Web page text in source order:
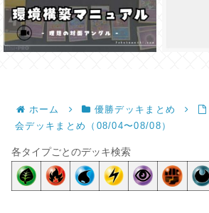
ホーム 優勝デッキまとめ
会デッキまとめ（08/04〜08/08）
各タイプごとのデッキ検索